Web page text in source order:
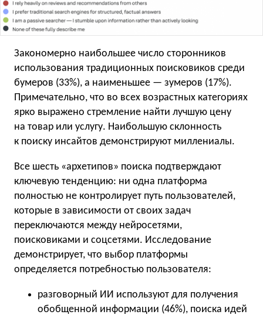
Закономерно наибольшее число сторонников
использования традиционных поисковиков среди
бумеров (33%), а наименьшее — зумеров (17%).
Примечательно, что во всех возрастных категориях
ярко выражено стремление найти лучшую цену
на товар или услугу. Наибольшую склонность
к поиску инсайтов демонстрируют миллениалы.
Все шесть «архетипов» поиска подтверждают
ключевую тенденцию: ни одна платформа
полностью не контролирует путь пользователей,
которые в зависимости от своих задач
переключаются между нейросетями,
поисковиками и соцсетями. Исследование
демонстрирует, что выбор платформы
определяется потребностью пользователя:
разговорный ИИ используют для получения
обобщенной информации (46%), поиска идей